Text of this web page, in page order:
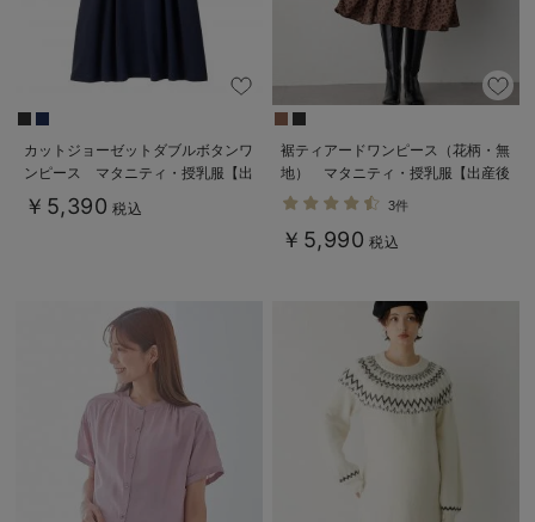
カットジョーゼットダブルボタンワ
ンピース マタニティ・授乳服【出
産後も長く使える】fairy（フェアリ
ー）
￥5,390 税込
裾ティアードワンピース（花柄・無
地） マタニティ・授乳服【出産後
も長く使える】
3件
￥5,990 税込